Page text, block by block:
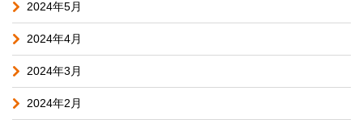
2024年5月
2024年4月
2024年3月
2024年2月